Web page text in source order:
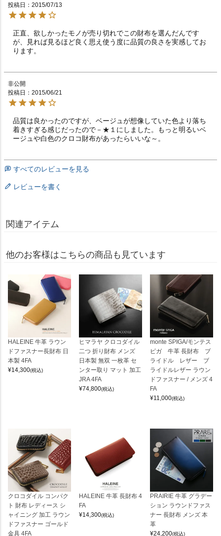
投稿日
2015/07/13
正直、欲しかったモノが売り切れでこの財布を選んだんです
が、見れば見るほど良く思え使う度に品質の良さを実感してお
ります。
非公開
投稿日
2015/06/21
品質は良かったのですが、ベージュが想像していた色より落ち
着きすぎる感じだったので－★１にしました。もっと明るいベ
ージュや白色のクロコ財布があったらいいな～。
すべてのレビューを見る
レビューを書く
関連アイテム
他のお客様はこちらの商品も見ています
HALEINE 牛革 ラウン
ドファスナー長財布 日
本製 4FA
¥14,300(税込)
ヒマラヤ クロコダイル
二つ 折り財布 メンズ
日本製 無双 一枚革 セ
ンター取り マット 加工
JRA 4FA
¥74,800(税込)
monte SPIGA/モンテス
ピガ 牛革 長財布 ブ
ライドル レザー ブ
ライドルレザー ラウン
ドファスナー / メンズ 4
FA
¥11,000(税込)
クロコダイル コンパク
ト 財布 レディース シ
ャイニング 加工 ラウン
ドファスナー ゴールド
金具 4FA
HALEINE 牛革 長財布 4
FA
¥14,300(税込)
PRAIRIE 牛革 グラデー
ション ラウンドファス
ナー 長財布 メンズ 本
革
¥24,200(税込)